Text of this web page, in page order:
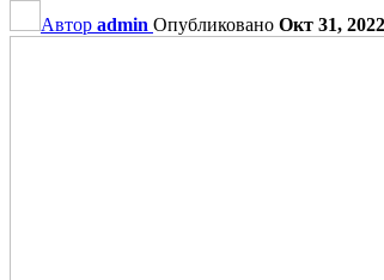
Автор admin Опубликовано Окт 31, 2022